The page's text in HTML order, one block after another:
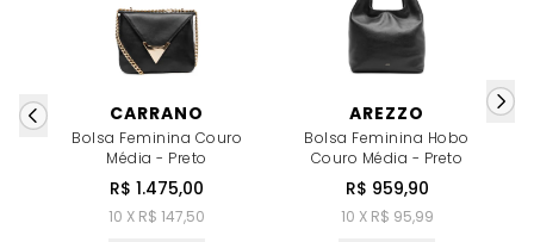
CARRANO
Bolsa Feminina Couro
Média - Preto
R$ 1.475,00
10 X R$ 147,50
AREZZO
Bolsa Feminina Hobo
Couro Média - Preto
R$ 959,90
10 X R$ 95,99